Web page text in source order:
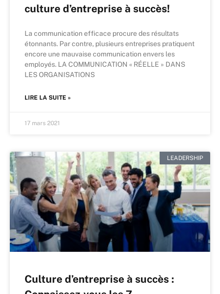
culture d’entreprise à succès!
La communication efficace procure des résultats
étonnants. Par contre, plusieurs entreprises pratiquent
encore une mauvaise communication envers les
employés. LA COMMUNICATION « RÉELLE » DANS
LES ORGANISATIONS
LIRE LA SUITE »
17 mars 2021
LEADERSHIP
Culture d’entreprise à succès :